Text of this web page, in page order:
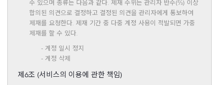
수 있으며 종류는 다음과 같다. 제재 수위는 관리자 반수(⅔) 이상
합의된 의견으로 결정하고 결정된 의견을 관리자에게 통보하여
제재를 요청한다. 제재 기간 중 다중 계정 사용이 적발되면 가중
제재를 할 수 있다.
- 계정 일시 정지
- 계정 삭제
제6조 (서비스의 이용에 관한 책임)